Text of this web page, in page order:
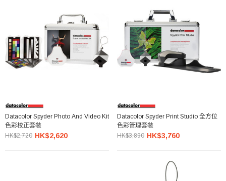
Datacolor Spyder Photo And Video Kit
色彩校正套裝
HK$2,720 HK$2,620
Datacolor Spyder Print Studio 全方位
色彩管理套裝
HK$3,890 HK$3,760